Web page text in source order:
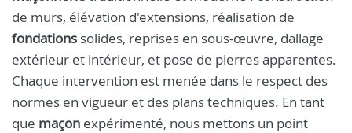
de murs, élévation d'extensions, réalisation de
fondations solides, reprises en sous-œuvre, dallage
extérieur et intérieur, et pose de pierres apparentes.
Chaque intervention est menée dans le respect des
normes en vigueur et des plans techniques. En tant
que maçon expérimenté, nous mettons un point